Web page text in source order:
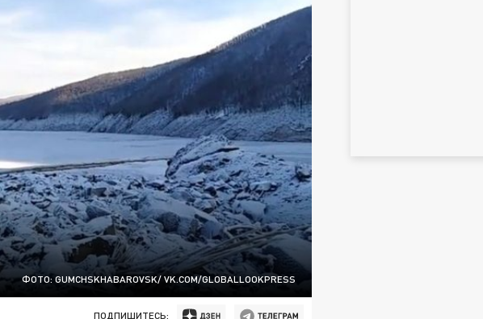
ФОТО: GUMCHSKHABAROVSK/ VK.COM/GLOBALLOOKPRESS
ПОДПИШИТЕСЬ: